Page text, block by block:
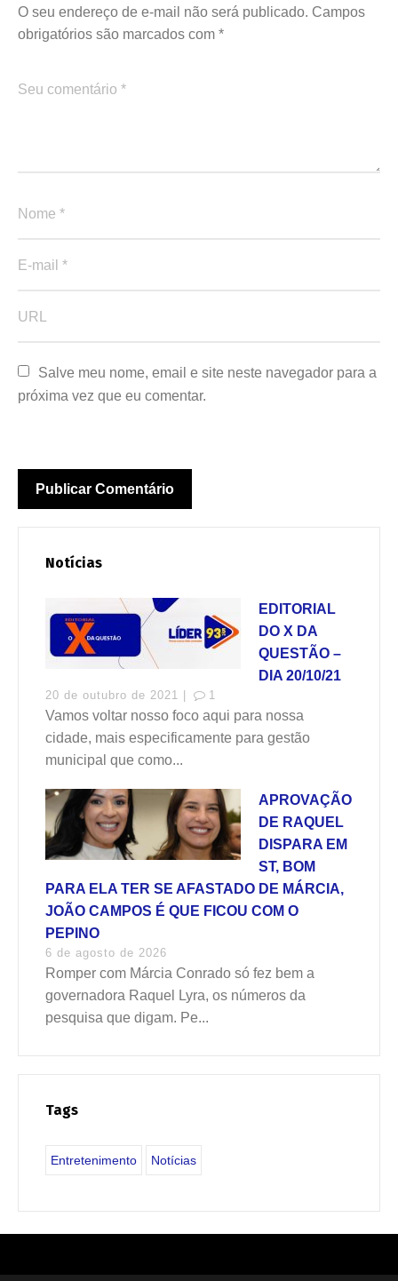
O seu endereço de e-mail não será publicado. Campos
obrigatórios são marcados com *
Salve meu nome, email e site neste navegador para a
próxima vez que eu comentar.
Notícias
EDITORIAL
DO X DA
QUESTÃO –
DIA 20/10/21
20 de outubro de 2021 | 1
Vamos voltar nosso foco aqui para nossa
cidade, mais especificamente para gestão
municipal que como...
APROVAÇÃO
DE RAQUEL
DISPARA EM
ST, BOM
PARA ELA TER SE AFASTADO DE MÁRCIA,
JOÃO CAMPOS É QUE FICOU COM O
PEPINO
6 de agosto de 2026
Romper com Márcia Conrado só fez bem a
governadora Raquel Lyra, os números da
pesquisa que digam. Pe...
Tags
Entretenimento Notícias